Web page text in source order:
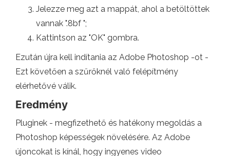
Jelezze meg azt a mappát, ahol a betöltöttek
vannak ".8bf ";
Kattintson az "OK" gombra.
Ezután újra kell indítania az Adobe Photoshop -ot -
Ezt követően a szűrőknél való felépítmény
elérhetővé válik.
Eredmény
Pluginek - megfizethető és hatékony megoldás a
Photoshop képességek növelésére. Az Adobe
újoncokat is kínál, hogy ingyenes video